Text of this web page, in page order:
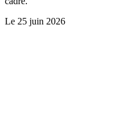
Le 25 juin 2026